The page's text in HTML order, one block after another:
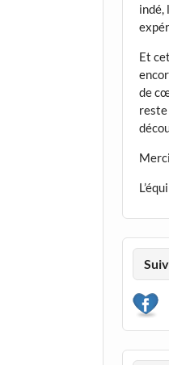
indé,
Et
de
reste